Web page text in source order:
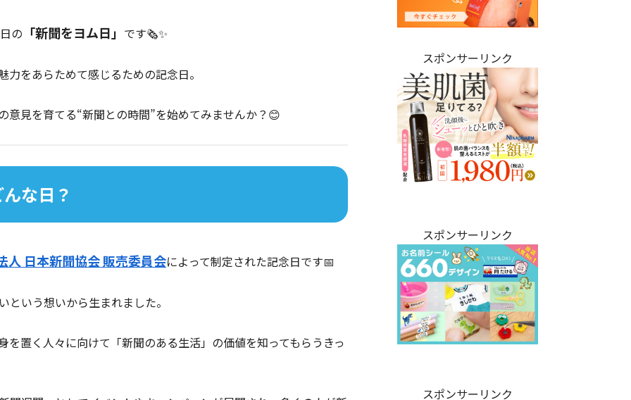
の 「新聞をヨム日」 です🗞️✨
をあらためて感じるための記念日。
意見を育てる“新聞との時間”を始めてみませんか？😊
な日？
人 日本新聞協会 販売委員会によって制定された記念日です📅
いう想いから生まれました。
置く人々に向けて「新聞のある生活」の価値を知ってもらうきっ
スポンサーリンク
スポンサーリンク
スポンサーリンク